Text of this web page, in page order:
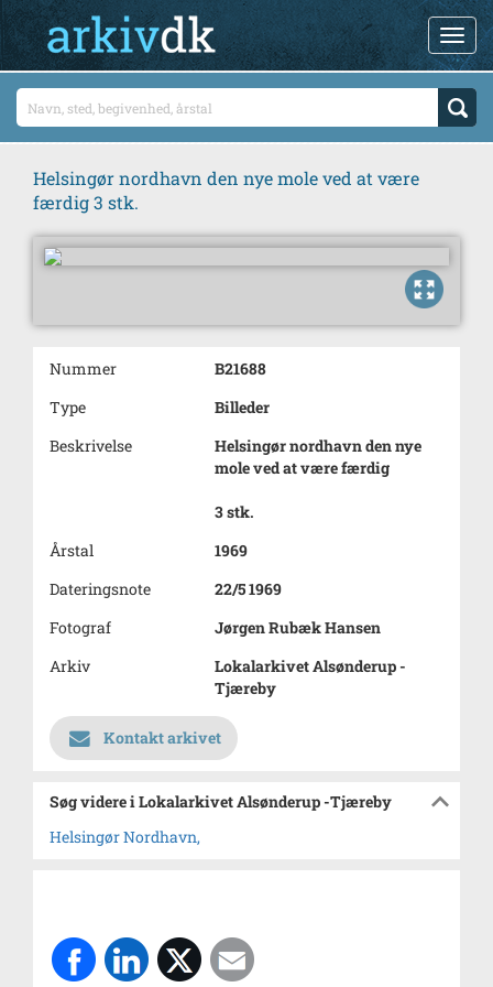
Helsingør nordhavn den nye mole ved at være
færdig 3 stk.
Nummer
B21688
Type
Billeder
Beskrivelse
Helsingør nordhavn den nye
mole ved at være færdig
3 stk.
Årstal
1969
Dateringsnote
22/5 1969
Fotograf
Jørgen Rubæk Hansen
Arkiv
Lokalarkivet Alsønderup -
Tjæreby
Kontakt arkivet
Søg videre i Lokalarkivet Alsønderup -Tjæreby
Helsingør Nordhavn,